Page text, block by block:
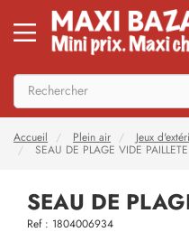
Accueil Plein air Jeux
SEAU DE PLAGE VIDE PAILLETE
SEAU DE
Ref : 1804006934